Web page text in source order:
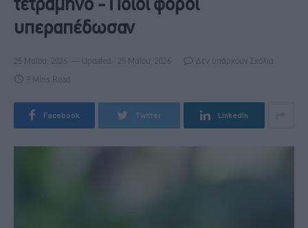
τετράμηνο - Ποιοι φόροι
υπεραπέδωσαν
25 Μαΐου, 2026 Updated: 25 Μαΐου, 2026 Δεν υπάρχουν Σχόλια
9 Mins Read
Facebook Twitter LinkedIn